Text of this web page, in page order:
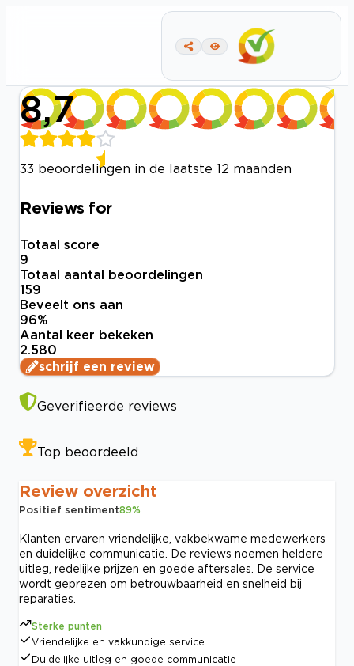
8,7
33 beoordelingen in de laatste 12 maanden
Reviews for
Totaal score
9
Totaal aantal beoordelingen
159
Beveelt ons aan
96%
Aantal keer bekeken
2.580
schrijf een review
Geverifieerde reviews
Top beoordeeld
Review overzicht
Positief sentiment89%
Klanten ervaren vriendelijke, vakbekwame medewerkers
en duidelijke communicatie. De reviews noemen heldere
uitleg, redelijke prijzen en goede aftersales. De service
wordt geprezen om betrouwbaarheid en snelheid bij
reparaties.
Sterke punten
Vriendelijke en vakkundige service
Duidelijke uitleg en goede communicatie